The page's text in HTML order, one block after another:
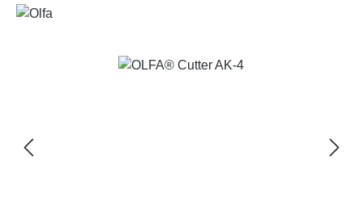
Bildergalerie überspringen